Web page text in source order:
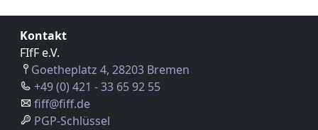
Kontakt
FIfF e.V.
Goetheplatz 4, 28203 Bremen
+49 (0) 421 - 33 65 92 55
fiff@fiff.de
PGP-Schlüssel